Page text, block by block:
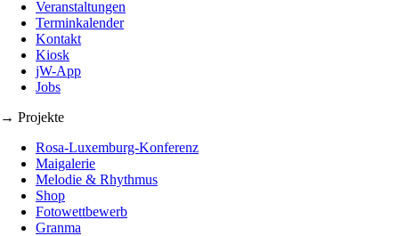
Veranstaltungen
Terminkalender
Kontakt
Kiosk
jW-App
Jobs
→ Projekte
Rosa-Luxemburg-Konferenz
Maigalerie
Melodie & Rhythmus
Shop
Fotowettbewerb
Granma